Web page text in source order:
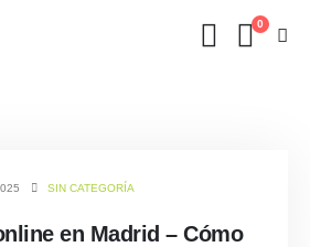
0
SIN CATEGORÍA
en Madrid – Cómo